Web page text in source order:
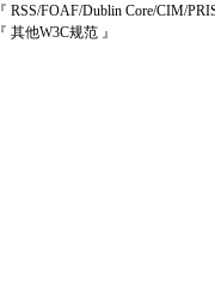
『 RSS/FOAF/Dublin Core/CIM/
『 其他W3C规范 』